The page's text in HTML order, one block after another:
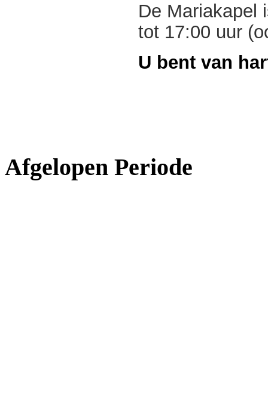
De Mariakapel
tot 17:00 uur
U bent van
Afgelopen Periode